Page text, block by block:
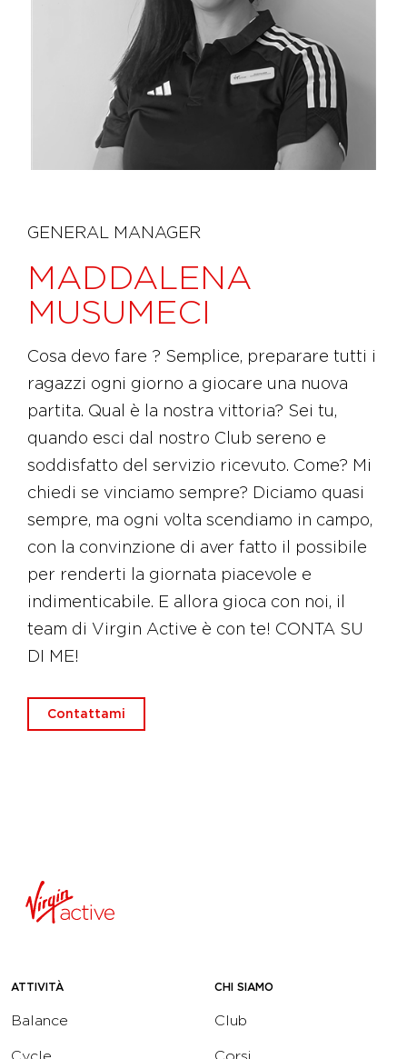
GENERAL MANAGER
MADDALENA
MUSUMECI
Cosa devo fare ? Semplice, preparare tutti i
ragazzi ogni giorno a giocare una nuova
partita. Qual è la nostra vittoria? Sei tu,
quando esci dal nostro Club sereno e
soddisfatto del servizio ricevuto. Come? Mi
chiedi se vinciamo sempre? Diciamo quasi
sempre, ma ogni volta scendiamo in campo,
con la convinzione di aver fatto il possibile
per renderti la giornata piacevole e
indimenticabile. E allora gioca con noi, il
team di Virgin Active è con te! CONTA SU
DI ME!
Contattami
ATTIVITÀ
Balance
CHI SIAMO
Club